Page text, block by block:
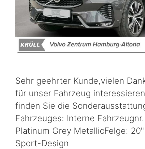
Sehr geehrter Kunde,vielen
für unser Fahrzeug
finden Sie die
Fahrzeuges: Interne
Platinum Grey MetallicFelge:
Sport-Design